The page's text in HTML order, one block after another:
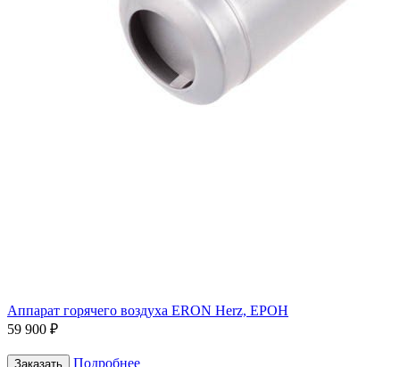
Аппарат горячего воздуха ERON Herz, ЕРОН
59 900 ₽
Заказать Подробнее